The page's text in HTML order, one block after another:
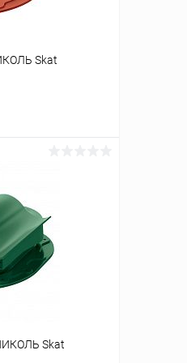
Skat
Сравнение
Под заказ
Skat